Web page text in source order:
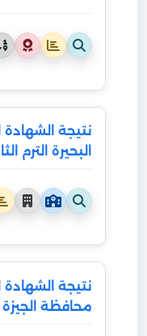
نتيجة
البحيرة الترم
نتيجة الشهادة
محافظة الجيزة